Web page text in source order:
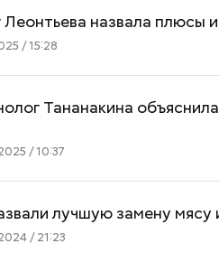
назвала плюсы
/ 15:28
Тананакина
/ 10:37
лучшую замену мясу
/ 21:23